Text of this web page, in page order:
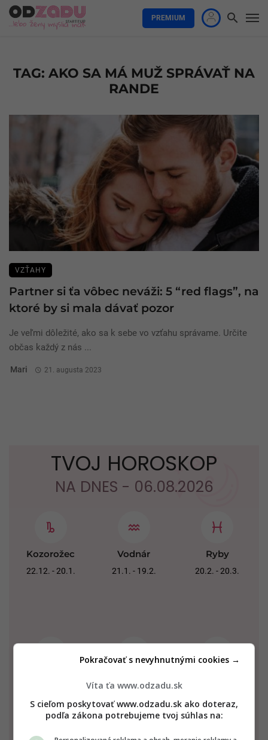
PREMIUM
TAG: AKO SA MÁ MUŽ SPRÁVAŤ NA
RANDE
VZŤAHY
Partner si ťa vôbec neváži: 5 “red flags”, na
ktoré by si mala dávať pozor
Je veľmi dôležité, ako sa k sebe vo vzťahu správame. Určite
občas každý z nás ...
Mari 21. augusta 2023
TVOJ HOROSKOP
NA DNES - 06.08.2026
Kozorožec
22.12. - 20.1.
Vodnár
21.1. - 19.2.
Ryby
20.2. - 20.3.
Víta ťa www.odzadu.sk
S cieľom poskytovať www.odzadu.sk ako doteraz,
podľa zákona potrebujeme tvoj súhlas na:
Pokračovať s nevyhnutnými cookies →